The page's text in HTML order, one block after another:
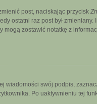
post, naciskając przycisk
ostatni raz post był
zostawić notatkę z
wiadomości swój podpis,
Po uaktywnieniu tej